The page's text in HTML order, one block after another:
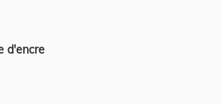
d'encre